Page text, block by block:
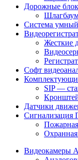
Дорожные
Система
Жесткие
Софт
SIP —
Датчики
Сигнализация
Видеокамеры